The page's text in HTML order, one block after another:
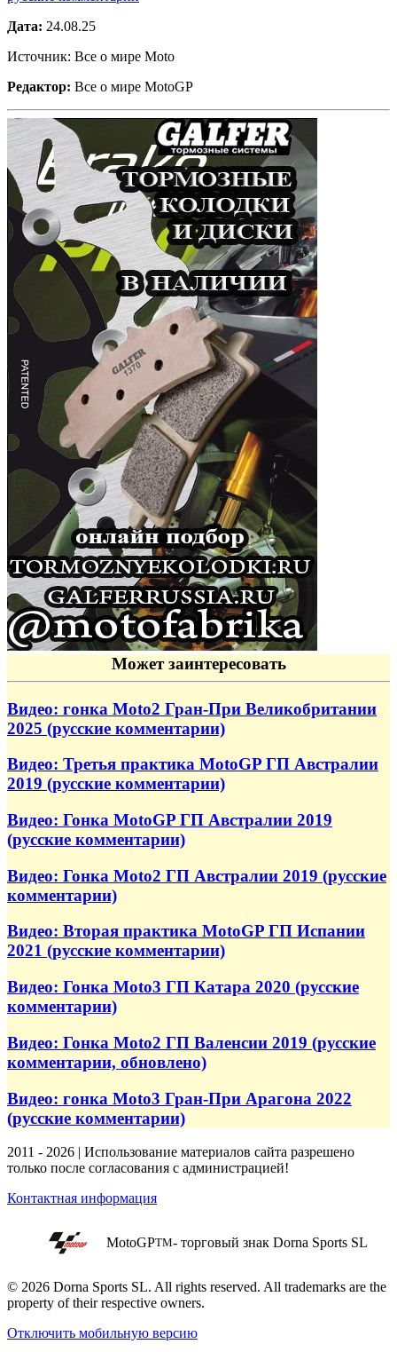
Дата: 24.08.25
Источник: Все о мире Moto
Редактор: Все о мире MotoGP
Может заинтересовать
Видео: гонка Moto2 Гран-При Великобритании
2025 (русские комментарии)
Видео: Третья практика MotoGP ГП Австралии
2019 (русские комментарии)
Видео: Гонка MotoGP ГП Австралии 2019
(русские комментарии)
Видео: Гонка Moto2 ГП Австралии 2019 (русские
комментарии)
Видео: Вторая практика MotoGP ГП Испании
2021 (русские комментарии)
Видео: Гонка Moto3 ГП Катара 2020 (русские
комментарии)
Видео: Гонка Moto2 ГП Валенсии 2019 (русские
комментарии, обновлено)
Видео: гонка Moto3 Гран-При Арагона 2022
(русские комментарии)
2011 - 2026 | Использование материалов сайта разрешено
только после согласования с администрацией!
Контактная информация
MotoGPTM- торговый знак Dorna Sports SL
© 2026 Dorna Sports SL. All rights reserved. All trademarks are the
property of their respective owners.
Отключить мобильную версию